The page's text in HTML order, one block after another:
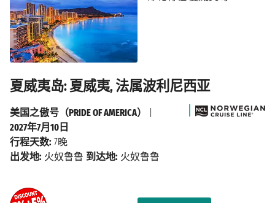
夏威夷岛: 夏威夷, 法属波利尼西亚
美国之傲号（PRIDE OF AMERICA）
2027年7月10日
行程天数: 7晚
出发地: 火奴鲁鲁 到达地: 火奴鲁鲁